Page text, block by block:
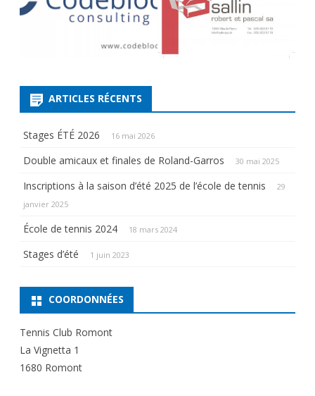
ARTICLES RÉCENTS
Stages ÉTÉ 2026 16 mai 2026
Double amicaux et finales de Roland-Garros 30 mai 2025
Inscriptions à la saison d’été 2025 de l’école de tennis
29
janvier 2025
École de tennis 2024 18 mars 2024
Stages d’été 1 juin 2023
COORDONNÉES
Tennis Club Romont
La Vignetta 1
1680 Romont